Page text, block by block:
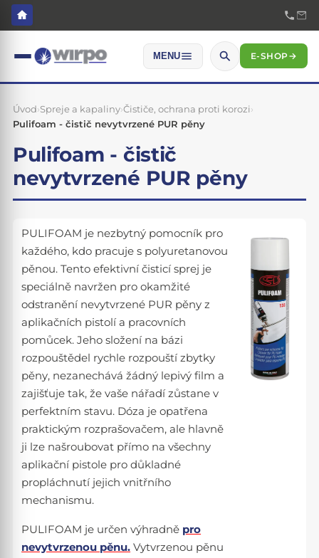
MENU E-SHOP→
Úvod›Spreje a kapaliny›Čističe, ochrana proti korozi›
Pulifoam - čistič nevytvrzené PUR pěny
Pulifoam - čistič
nevytvrzené PUR pěny
PULIFOAM je nezbytný pomocník pro
každého, kdo pracuje s polyuretanovou
pěnou. Tento efektivní čisticí sprej je
speciálně navržen pro okamžité
odstranění nevytvrzené PUR pěny z
aplikačních pistolí a pracovních
pomůcek. Jeho složení na bázi
rozpouštědel rychle rozpouští zbytky
pěny, nezanechává žádný lepivý film a
zajišťuje tak, že vaše nářadí zůstane v
perfektním stavu. Dóza je opatřena
praktickým rozprašovačem, ale hlavně
ji lze našroubovat přímo na všechny
aplikační pistole pro důkladné
propláchnutí jejich vnitřního
mechanismu.
PULIFOAM je určen výhradně pro
nevytvrzenou pěnu. Vytvrzenou pěnu